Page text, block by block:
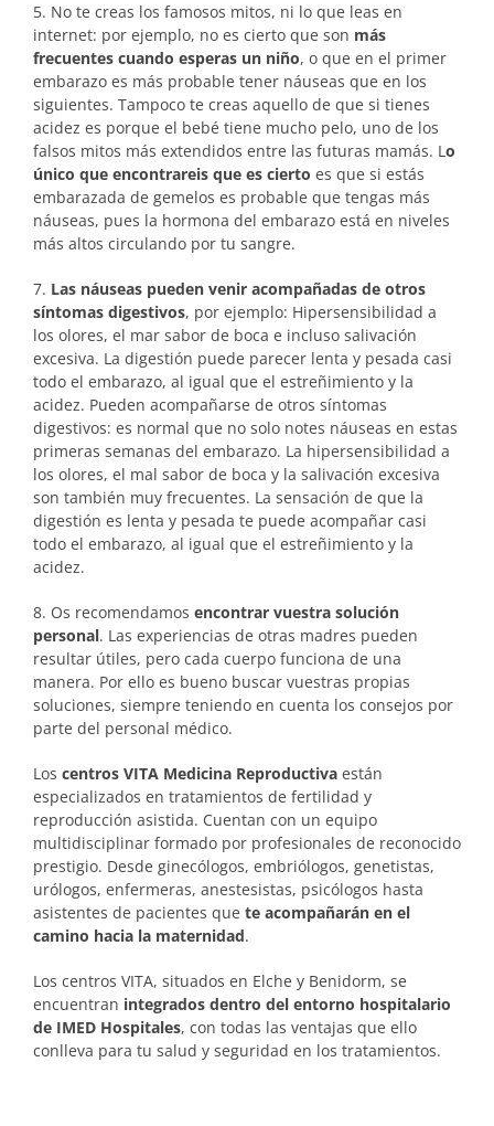
5. No te creas los famosos mitos, ni lo que leas en
internet: por ejemplo, no es cierto que son más
frecuentes cuando esperas un niño, o que en el primer
embarazo es más probable tener náuseas que en los
siguientes. Tampoco te creas aquello de que si tienes
acidez es porque el bebé tiene mucho pelo, uno de los
falsos mitos más extendidos entre las futuras mamás. Lo
único que encontrareis que es cierto es que si estás
embarazada de gemelos es probable que tengas más
náuseas, pues la hormona del embarazo está en niveles
más altos circulando por tu sangre.
7. Las náuseas pueden venir acompañadas de otros
síntomas digestivos, por ejemplo: Hipersensibilidad a
los olores, el mar sabor de boca e incluso salivación
excesiva. La digestión puede parecer lenta y pesada casi
todo el embarazo, al igual que el estreñimiento y la
acidez. Pueden acompañarse de otros síntomas
digestivos: es normal que no solo notes náuseas en estas
primeras semanas del embarazo. La hipersensibilidad a
los olores, el mal sabor de boca y la salivación excesiva
son también muy frecuentes. La sensación de que la
digestión es lenta y pesada te puede acompañar casi
todo el embarazo, al igual que el estreñimiento y la
acidez.
8. Os recomendamos encontrar vuestra solución
personal. Las experiencias de otras madres pueden
resultar útiles, pero cada cuerpo funciona de una
manera. Por ello es bueno buscar vuestras propias
soluciones, siempre teniendo en cuenta los consejos por
parte del personal médico.
Los centros VITA Medicina Reproductiva están
especializados en tratamientos de fertilidad y
reproducción asistida. Cuentan con un equipo
multidisciplinar formado por profesionales de reconocido
prestigio. Desde ginecólogos, embriólogos, genetistas,
urólogos, enfermeras, anestesistas, psicólogos hasta
asistentes de pacientes que te acompañarán en el
camino hacia la maternidad.
Los centros VITA, situados en Elche y Benidorm, se
encuentran integrados dentro del entorno hospitalario
de IMED Hospitales, con todas las ventajas que ello
conlleva para tu salud y seguridad en los tratamientos.